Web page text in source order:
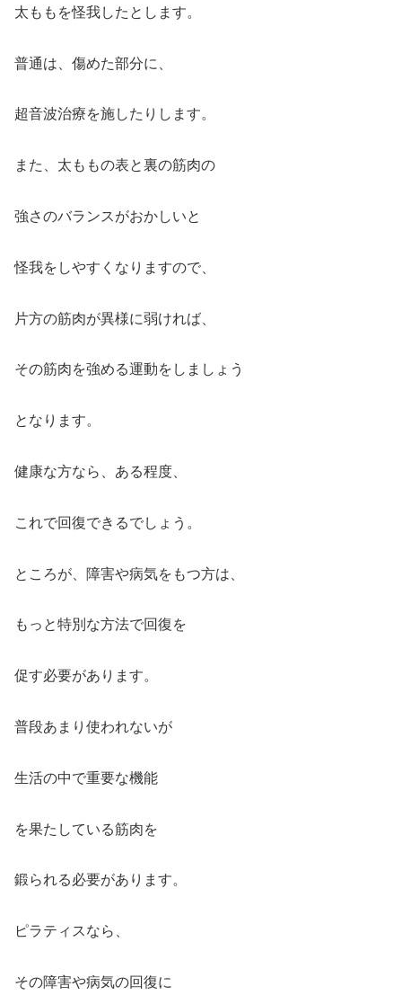
太ももを怪我したとします。
普通は、傷めた部分に、
超音波治療を施したりします。
また、太ももの表と裏の筋肉の
強さのバランスがおかしいと
怪我をしやすくなりますので、
片方の筋肉が異様に弱ければ、
その筋肉を強める運動をしましょう
となります。
健康な方なら、ある程度、
これで回復できるでしょう。
ところが、障害や病気をもつ方は、
もっと特別な方法で回復を
促す必要があります。
普段あまり使われないが
生活の中で重要な機能
を果たしている筋肉を
鍛られる必要があります。
ピラティスなら、
その障害や病気の回復に